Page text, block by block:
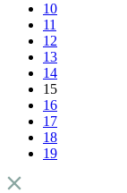
10
11
12
13
14
15
16
17
18
19